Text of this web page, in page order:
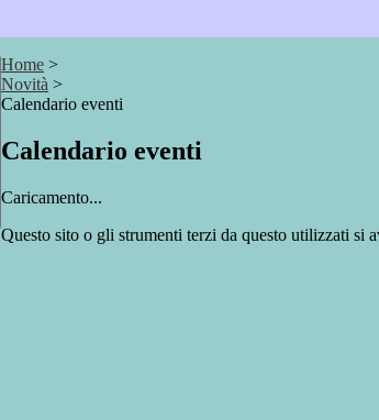
Home >
Novità >
Calendario eventi
Calendario eventi
Caricamento...
Questo sito o gli strumenti terzi da questo utilizzati si